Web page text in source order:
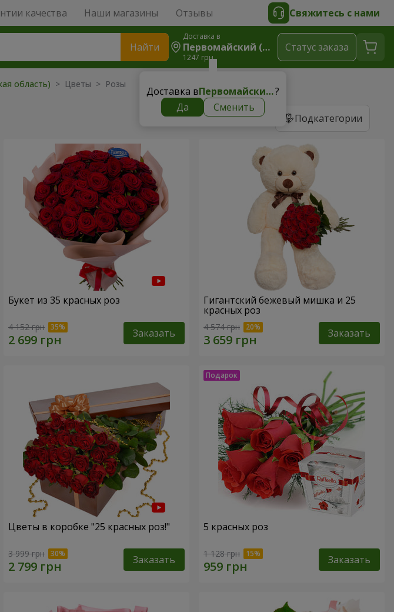
качества Наши магазины Отзывы Свяжитесь с нами
Найти
Доставка в
Первомайский (Харьковская Область)
1247 грн
Доставка в Первомайский (Харьковская область)?
Да
Сменить
Cтатус заказа
область) > Цветы > Розы
Подкатегории
Букет из 35 красных роз
4 152 грн Заказать
Гигантский бежевый мишка и 25
красных роз
4 574 грн Заказать
Цветы в коробке "25 красных роз!"
3 999 грн Заказать
5 красных роз
1 128 грн Заказать